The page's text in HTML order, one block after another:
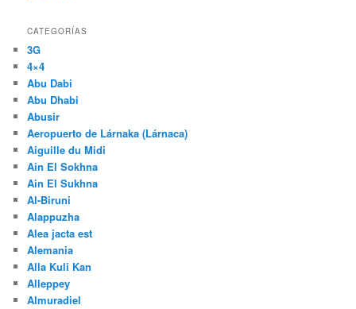
CATEGORÍAS
3G
4×4
Abu Dabi
Abu Dhabi
Abusir
Aeropuerto de Lárnaka (Lárnaca)
Aiguille du Midi
Ain El Sokhna
Ain El Sukhna
Al-Biruni
Alappuzha
Alea jacta est
Alemania
Alla Kuli Kan
Alleppey
Almuradiel